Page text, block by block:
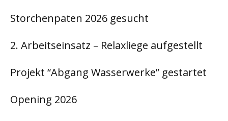
Storchenpaten 2026 gesucht
2. Arbeitseinsatz – Relaxliege aufgestellt
Projekt “Abgang Wasserwerke” gestartet
Opening 2026